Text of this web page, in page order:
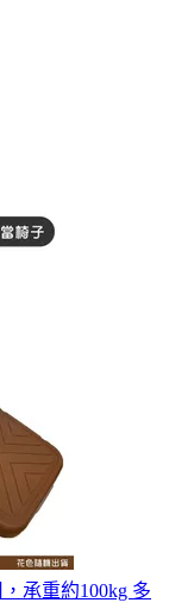
承重約100kg 多